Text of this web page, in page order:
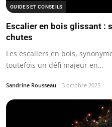
GUIDES ET CONSEILS
Escalier en bois glissant :
chutes
Les escaliers en bois,
toutefois un défi majeur en…
Sandrine Rousseau 3 octobre 2025